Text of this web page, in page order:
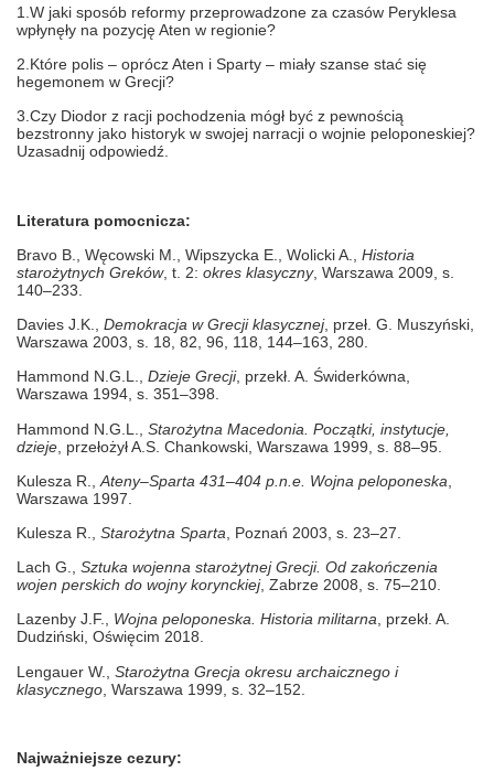
1.W jaki sposób reformy przeprowadzone za czasów Peryklesa
wpłynęły na pozycję Aten w regionie?
2.Które polis – oprócz Aten i Sparty – miały szanse stać się
hegemonem w Grecji?
3.Czy Diodor z racji pochodzenia mógł być z pewnością
bezstronny jako historyk w swojej narracji o wojnie peloponeskiej?
Uzasadnij odpowiedź.
Literatura pomocnicza:
Bravo B., Węcowski M., Wipszycka E., Wolicki A., Historia
starożytnych Greków, t. 2: okres klasyczny, Warszawa 2009, s.
140–233.
Davies J.K., Demokracja w Grecji klasycznej, przeł. G. Muszyński,
Warszawa 2003, s. 18, 82, 96, 118, 144–163, 280.
Hammond N.G.L., Dzieje Grecji, przekł. A. Świderkówna,
Warszawa 1994, s. 351–398.
Hammond N.G.L., Starożytna Macedonia. Początki, instytucje,
dzieje , przełożył A.S. Chankowski, Warszawa 1999, s. 88–95.
Kulesza R., Ateny–Sparta 431–404 p.n.e. Wojna peloponeska
Warszawa 1997.
Kulesza R., Starożytna Sparta , Poznań 2003, s. 23–27.
Lach G., Sztuka wojenna starożytnej Grecji. Od zakończenia
wojen perskich do wojny korynckiej, Zabrze 2008, s. 75–210.
Lazenby J.F., Wojna peloponeska. Historia militarna, przekł. A.
Dudziński, Oświęcim 2018.
Lengauer W., Starożytna Grecja okresu archaicznego i
klasycznego , Warszawa 1999, s. 32–152.
Najważniejsze cezury: